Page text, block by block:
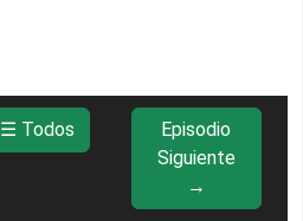
☰ Todos
Episodio
Siguiente
→